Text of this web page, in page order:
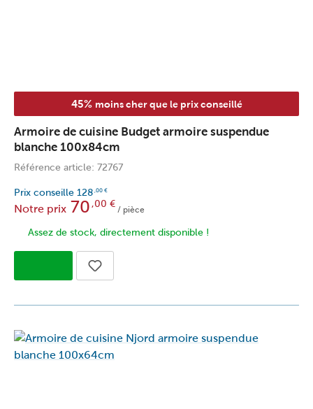
45% moins cher que le prix conseillé
Armoire de cuisine Budget armoire suspendue
blanche 100x84cm
Référence article: 72767
Prix conseille 128 ,00 €
Notre prix 70 ,00 €
/ pièce
Assez de stock, directement disponible !